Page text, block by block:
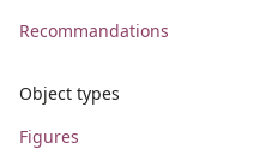
Recommandations
Object types
Figures